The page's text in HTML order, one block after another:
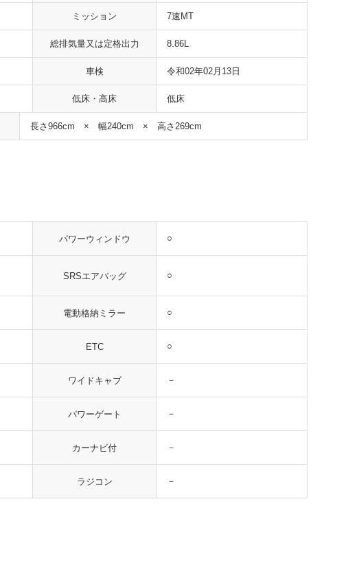
ミッション 7速MT
総排気量又は定格出力 8.86L
車検 令和02年02月13日
低床・高床 低床
長さ966cm × 幅240cm × 高さ269cm
パワーウィンドウ ○
SRSエアバッグ ○
電動格納ミラー ○
ETC ○
ワイドキャブ －
パワーゲート －
カーナビ付 －
ラジコン －